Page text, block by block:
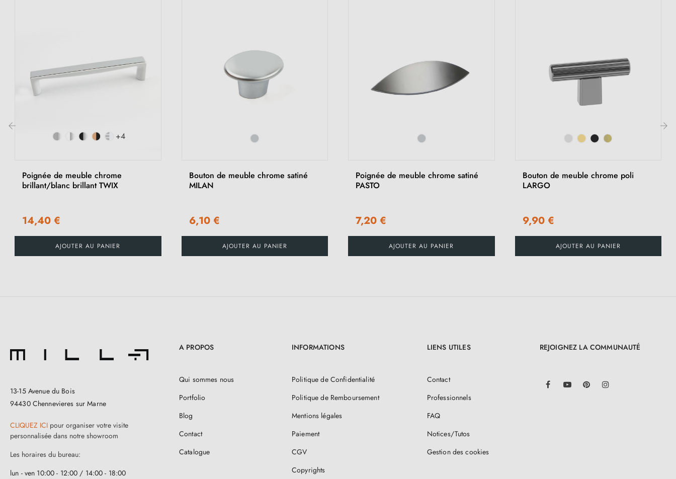
+4
Poignée de meuble chrome
brillant/blanc brillant TWIX
14,40 €
AJOUTER AU PANIER
Bouton de meuble chrome satiné
MILAN
6,10 €
AJOUTER AU PANIER
Poignée de meuble chrome satiné
PASTO
7,20 €
AJOUTER AU PANIER
Bouton de meuble chrome poli
LARGO
9,90 €
AJOUTER AU PANIER
13-15 Avenue du Bois
94430 Chennevieres sur Marne
CLIQUEZ ICI pour organiser votre visite
personnalisée dans notre showroom
Les horaires du bureau:
lun - ven 10:00 - 12:00 / 14:00 - 18:00
A PROPOS
Qui sommes nous
Portfolio
Blog
Contact
Catalogue
INFORMATIONS
Politique de Confidentialité
Politique de Remboursement
Mentions légales
Paiement
CGV
Copyrights
LIENS UTILES
Contact
Professionnels
FAQ
Notices/Tutos
Gestion des cookies
REJOIGNEZ LA COMMUNAUTÉ
FacebookYouTube Pinterest